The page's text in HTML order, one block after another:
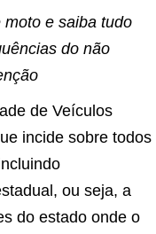
moto e saiba tudo
do não
de Veículos
incide sobre todos
ou seja, a
do estado onde o